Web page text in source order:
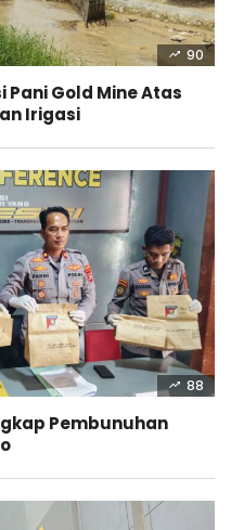
90
Gold Mine Atas
Irigasi
88
Pembunuhan